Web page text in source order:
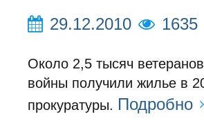
29.12.2010 1635
Около 2,5 тысяч
войны получили жилье в
прокуратуры. Подробно